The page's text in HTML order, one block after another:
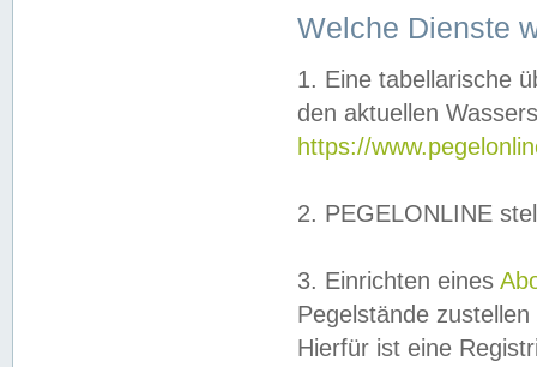
Welche Dienste
1. Eine tabellarische
den aktuellen
https://
2. PEGELONLINE
3. Einrichten eines
Pegelstände
Hierfür ist eine